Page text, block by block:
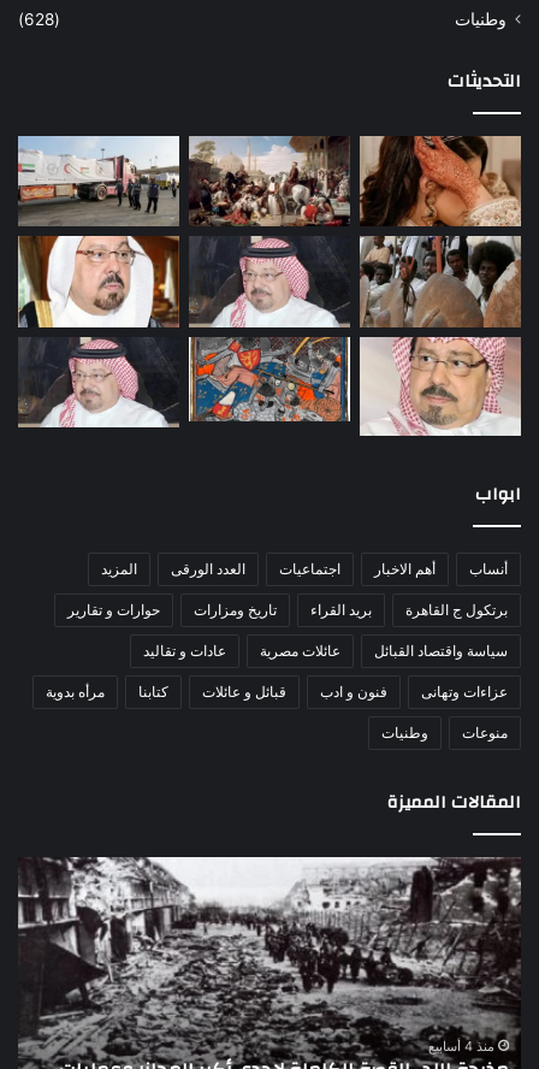
وطنيات
(628)
التحديثات
ابواب
أنساب أهم الاخبار اجتماعيات العدد الورقى المزيد
برتكول ج القاهرة بريد القراء تاريخ ومزارات حوارات و تقارير
سياسة واقتصاد القبائل عائلات مصرية عادات و تقاليد
عزاءات وتهانى فنون و ادب قبائل و عائلات كتابنا مرأه بدوية
منوعات وطنيات
المقالات المميزة
اللواء
دكتور
راضي
عبدالمعطي
يكتب:
30
يونيو
منذ 4 أسابيع